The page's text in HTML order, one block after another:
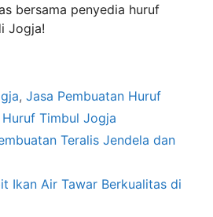
bersama penyedia huruf
Jogja!
, Jasa Pembuatan Huruf
Timbul Jogja
Teralis Jendela dan
Ikan Air Tawar Berkualitas di